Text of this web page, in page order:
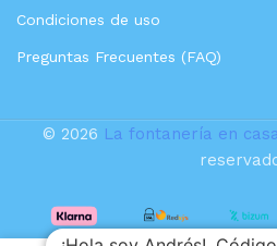
Condiciones de uso
Preguntas Frecuentes (FAQ)
© 2026 La fontanería en
Ducha
empotrada